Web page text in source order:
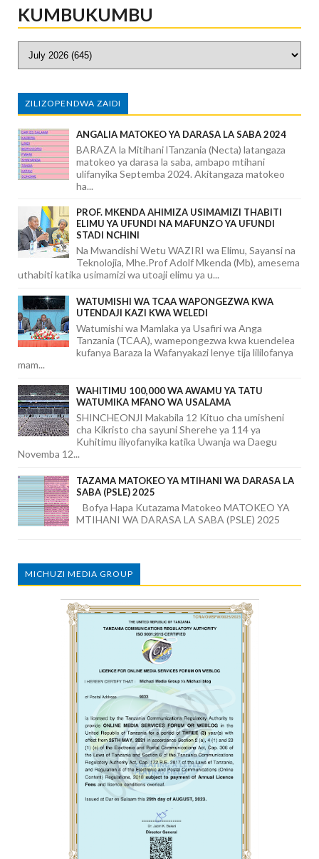
KUMBUKUMBU
ZILIZOPENDWA ZAIDI
ANGALIA MATOKEO YA DARASA LA SABA 2024
BARAZA la Mitihani lTanzania (Necta) latangaza
matokeo ya darasa la saba, ambapo mtihani
ulifanyika Septemba 2024. Akitangaza matokeo
ha...
PROF. MKENDA AHIMIZA USIMAMIZI THABITI
ELIMU YA UFUNDI NA MAFUNZO YA UFUNDI
STADI NCHINI
Na Mwandishi Wetu WAZIRI wa Elimu, Sayansi na
Teknolojia, Mhe.Prof Adolf Mkenda (Mb), amesema
uthabiti katika usimamizi wa utoaji elimu ya u...
WATUMISHI WA TCAA WAPONGEZWA KWA
UTENDAJI KAZI KWA WELEDI
Watumishi wa Mamlaka ya Usafiri wa Anga
Tanzania (TCAA), wamepongezwa kwa kuendelea
kufanya Baraza la Wafanyakazi lenye tija lililofanya
mam...
WAHITIMU 100,000 WA AWAMU YA TATU
WATUMIKA MFANO WA USALAMA
SHINCHEONJI Makabila 12 Kituo cha umisheni
cha Kikristo cha sayuni Sherehe ya 114 ya
Kuhitimu iliyofanyika katika Uwanja wa Daegu
Novemba 12...
TAZAMA MATOKEO YA MTIHANI WA DARASA LA
SABA (PSLE) 2025
Bofya Hapa Kutazama Matokeo MATOKEO YA
MTIHANI WA DARASA LA SABA (PSLE) 2025
MICHUZI MEDIA GROUP